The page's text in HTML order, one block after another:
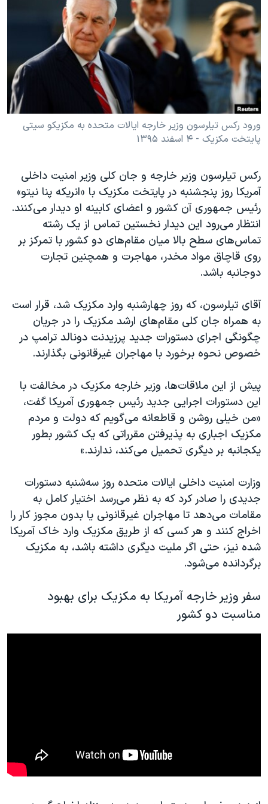
فرهنگ و زندگی
حقوق شهروندی
اقتصادی
علم و فناوری
اسرائیل در جنگ
آرشیو پخش زنده
مستندها
انتخابات ریاست جمهوری آمریکا ۲۰۲۴
حمله جمهوری اسلامی به اسرائیل
رمز مهسا
ورزش زنان در ایران
مجموعه مستندهای دادخواهی
دادگاه حمید نوری
چهل سال گروگان‌گیری
قانون شفافیت دارائی کادر رهبری ایران
اعتراضات مردمی آبان ۹۸
اسرائیل در جنگ
همایش محافظه‌کاران آمریکا «سی‌پک»
صفحه‌های ویژه
سفر پرزیدنت ترامپ به چین
دنبال کنید
زبانهای مختلف
ورود رکس تیلرسون وزیر خارجه ایالات متحده به مکزیکو سیتی
پایتخت مکزیک - ۴ اسفند ۱۳۹۵
رکس تیلرسون وزیر خارجه و جان کلی وزیر امنیت داخلی
آمریکا روز پنجشنبه در پایتخت مکزیک با «انریکه پنا نیتو»
رئیس جمهوری آن کشور و اعضای کابینه او دیدار می‌کنند.
انتظار می‌رود این دیدار نخستین تماس از یک رشته
تماس‌های سطح بالا میان مقام‌های دو کشور با تمرکز بر
روی قاچاق مواد مخدر، مهاجرت و همچنین تجارت
دوجانبه باشد.
آقای تیلرسون، که روز چهارشنبه وارد مکزیک شد، قرار است
به همراه جان کلی مقام‌های ارشد مکزیک را در جریان
چگونگی اجرای دستورات جدید پرزیدنت دونالد ترامپ در
خصوص نحوه برخورد با مهاجران غیرقانونی بگذارند.
پیش از این ملاقات‌ها، وزیر خارجه مکزیک در مخالفت با
این دستورات اجرایی جدید رئیس جمهوری آمریکا گفت،
«من خیلی روشن و قاطعانه می‌گویم که دولت و مردم
مکزیک اجباری به پذیرفتن مقرراتی که یک کشور بطور
یکجانبه بر دیگری تحمیل می‌کند، ندارند.»
وزارت امنیت داخلی ایالات متحده روز سه‌شنبه دستورات
جدیدی را صادر کرد که به نظر می‌رسد اختیار کامل به
مقامات می‌دهد تا مهاجران غیرقانونی یا بدون مجوز کار را
اخراج کنند و هر کسی که از طریق مکزیک وارد خاک آمریکا
شده نیز، حتی اگر ملیت دیگری داشته باشد، به مکزیک
برگردانده می‌شود.
سفر وزیر خارجه آمریکا به مکزیک برای بهبود
مناسبت دو کشور